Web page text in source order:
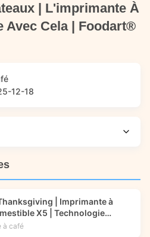
| L'imprimante À
Avec Cela | Foodart®
12-18
créer facilement de superbes
décoration des gâteaux, en
imprimer des motifs
des gâteaux. Vous verrez
| Imprimante à
X5 | Technologie
alimentaire | Art culinaire®
à café